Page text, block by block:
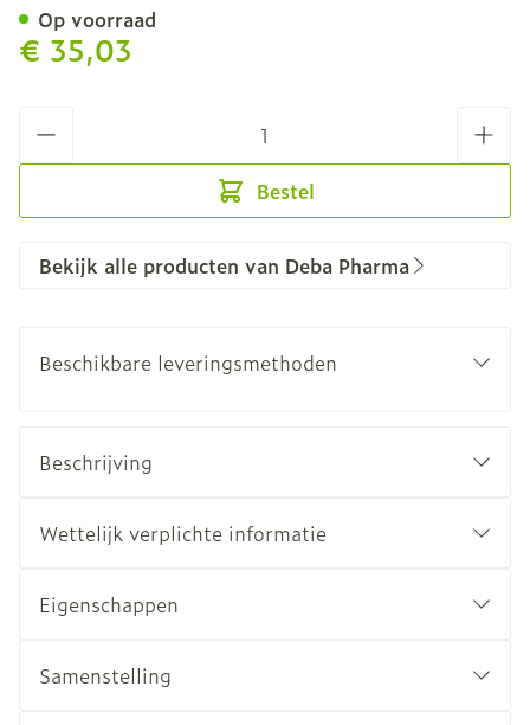
€ 35,03
Bestel
Op voorraad
Bekijk alle producten van Deba Pharma
Beschikbare leveringsmethoden
Beschrijving
Wettelijk verplichte informatie
Eigenschappen
Samenstelling